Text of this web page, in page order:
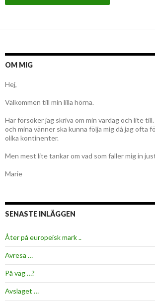
OM MIG
Hej,
Välkommen till min lilla hörna.
Här försöker jag skriva om min vardag och lite
och mina vänner ska kunna följa mig då jag ofta
olika kontinenter.
Men mest lite tankar om vad som faller mig in
Marie
SENASTE INLÄGGEN
Åter på europeisk mark ..
Avresa …
På väg …?
Avslaget …